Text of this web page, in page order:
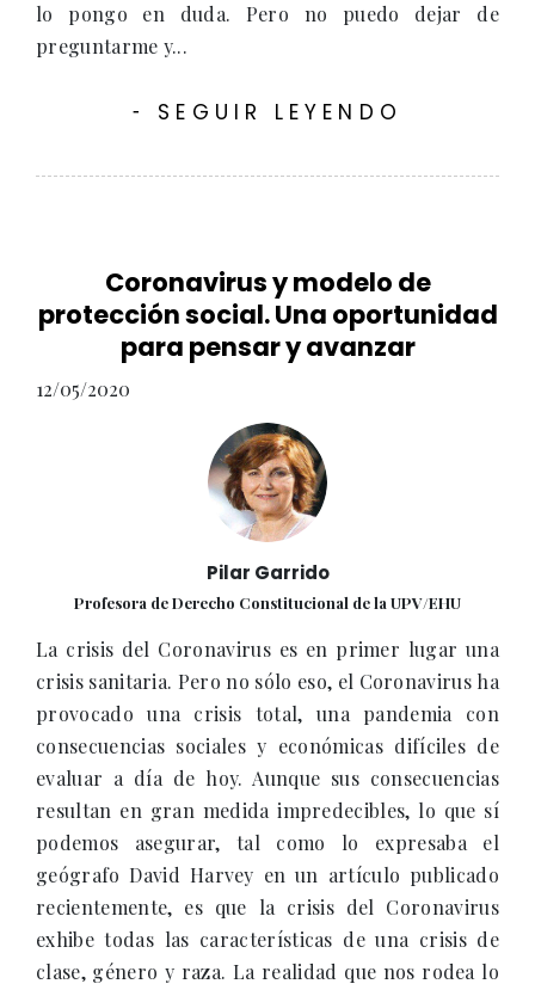
lo pongo en duda. Pero no puedo dejar de
preguntarme y...
- SEGUIR LEYENDO
Coronavirus y modelo de
protección social. Una oportunidad
para pensar y avanzar
12/05/2020
Pilar Garrido
Profesora de Derecho Constitucional de la UPV/EHU
La crisis del Coronavirus es en primer lugar una
crisis sanitaria. Pero no sólo eso, el Coronavirus ha
provocado una crisis total, una pandemia con
consecuencias sociales y económicas difíciles de
evaluar a día de hoy. Aunque sus consecuencias
resultan en gran medida impredecibles, lo que sí
podemos asegurar, tal como lo expresaba el
geógrafo David Harvey en un artículo publicado
recientemente, es que la crisis del Coronavirus
exhibe todas las características de una crisis de
clase, género y raza. La realidad que nos rodea lo